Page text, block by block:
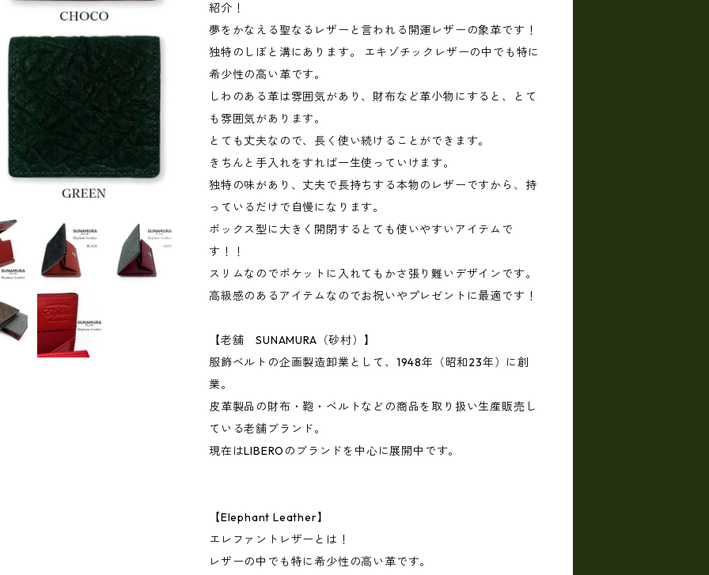
紹介！
夢をかなえる聖なるレザーと言われる開運レザーの象革です！
独特のしぼと溝にあります。 エキゾチックレザーの中でも特に
希少性の高い革です。
しわのある革は雰囲気があり、財布など革小物にすると、とて
も雰囲気があります。
とても丈夫なので、長く使い続けることができます。
きちんと手入れをすれば一生使っていけます。
独特の味があり、丈夫で長持ちする本物のレザーですから、持
っているだけで自慢になります。
ボックス型に大きく開閉するとても使いやすいアイテムで
す！！
スリムなのでポケットに入れてもかさ張り難いデザインです。
高級感のあるアイテムなのでお祝いやプレゼントに最適です！
【老舗 SUNAMURA（砂村）】
服飾ベルトの企画製造卸業として、1948年（昭和23年）に創
業。
皮革製品の財布・鞄・ベルトなどの商品を取り扱い生産販売し
ている老舗ブランド。
現在はLIBEROのブランドを中心に展開中です。
【Elephant Leather】
エレファントレザーとは！
レザーの中でも特に希少性の高い革です。